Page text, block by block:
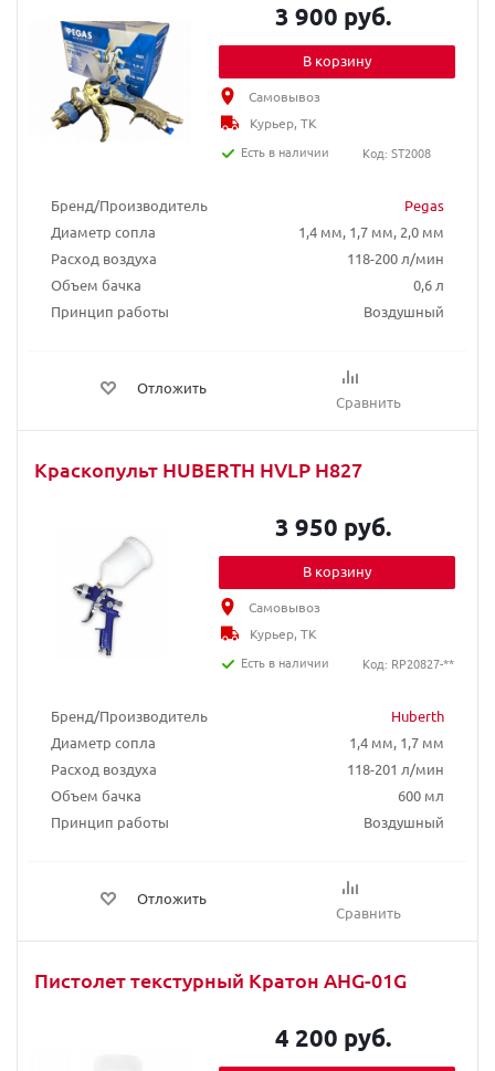
Бренд/Производитель
Pegas
Диаметр сопла
1,4 мм, 1,7 мм, 2,0 мм
Расход воздуха
118-200 л/мин
Объем бачка
0,6 л
Принцип работы
Воздушный
Отложить
Сравнить
3 900 руб.
В корзину
Самовывоз
Курьер, ТК
Есть в наличии
Код: ST2008
Краскопульт HUBERTH HVLP H827
Бренд/Производитель
Huberth
Диаметр сопла
1,4 мм, 1,7 мм
Расход воздуха
118-201 л/мин
Объем бачка
600 мл
Принцип работы
Воздушный
Отложить
Сравнить
3 950 руб.
В корзину
Самовывоз
Курьер, ТК
Есть в наличии
Код: RP20827-**
Пистолет текстурный Кратон АHG-01G
4 200 руб.